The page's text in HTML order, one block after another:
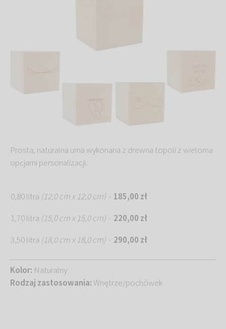
Prosta, naturalna urna wykonana z drewna topoli z wieloma
opcjami personalizacji.
0,80 litra (12,0 cm x 12,0 cm) - 185,00 zł
1,70 litra (15,0 cm x 15,0 cm) - 220,00 zł
3,50 litra (18,0 cm x 18,0 cm) - 290,00 zł
Kolor: Naturalny
Rodzaj zastosowania:Wnętrze/pochówek